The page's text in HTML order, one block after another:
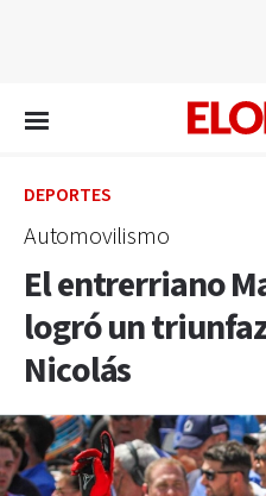
DEPORTES
Automovilismo
El entrerriano
logró un
Nicolás